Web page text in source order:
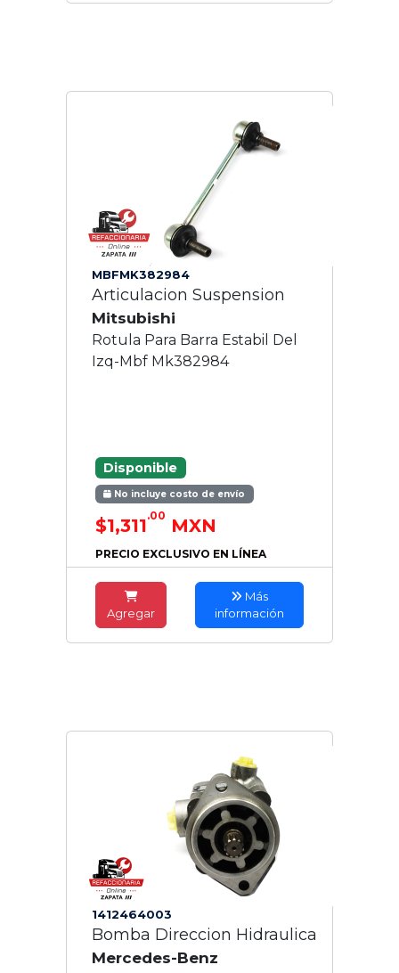
MBFMK382984
Articulacion Suspension
Mitsubishi
Rotula Para Barra Estabil Del
Izq-Mbf Mk382984
Disponible
No incluye costo de envío
$1,311.00 MXN
PRECIO EXCLUSIVO EN LÍNEA
Agregar
Más
información
1412464003
Bomba Direccion Hidraulica
Mercedes-Benz